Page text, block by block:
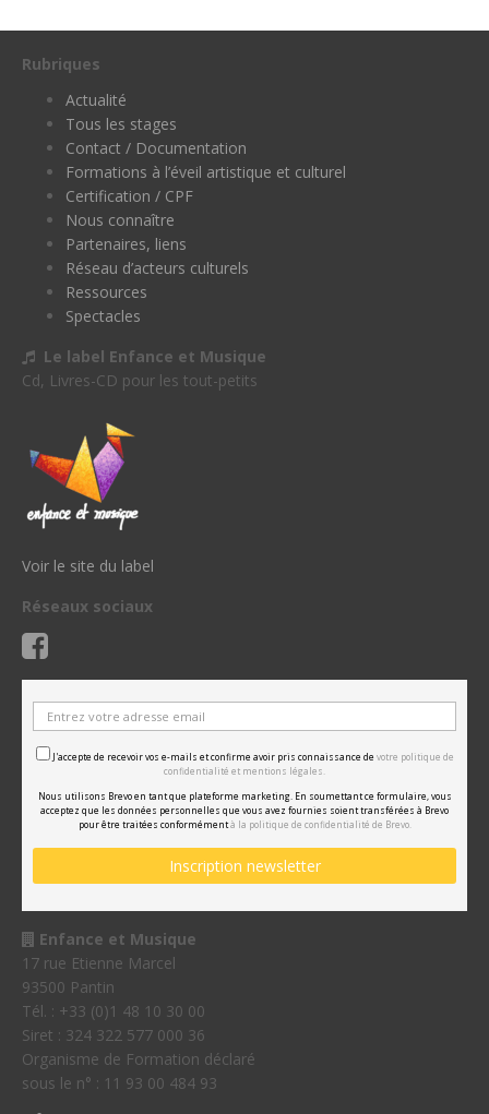
Rubriques
Actualité
Tous les stages
Contact / Documentation
Formations à l’éveil artistique et culturel
Certification / CPF
Nous connaître
Partenaires, liens
Réseau d’acteurs culturels
Ressources
Spectacles
Le label Enfance et Musique
Cd, Livres-CD pour les tout-petits
Voir le site du label
Réseaux sociaux
J'accepte de recevoir vos e-mails et confirme avoir pris connaissance de votre politique de
confidentialité et mentions légales.
Nous utilisons Brevo en tant que plateforme marketing. En soumettant ce formulaire, vous
acceptez que les données personnelles que vous avez fournies soient transférées à Brevo
pour être traitées conformémentà la politique de confidentialité de Brevo.
Enfance et Musique
17 rue Etienne Marcel
93500 Pantin
Tél. : +33 (0)1 48 10 30 00
Siret : 324 322 577 000 36
Organisme de Formation déclaré
sous le n° : 11 93 00 484 93